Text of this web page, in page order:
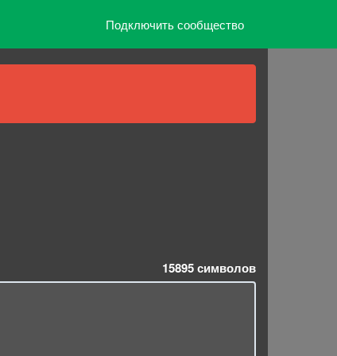
Подключить сообщество
15895символов